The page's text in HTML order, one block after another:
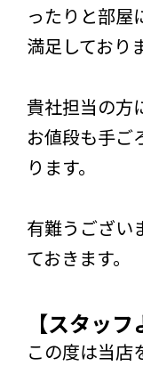
ったりと部屋
満足しており
貴社担当の方
お値段も手ご
ります。
有難うござ
ておきます。
【スタッフ
この度は当店